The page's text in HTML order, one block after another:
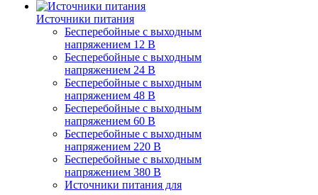
Источники питания
Бесперебойные с выходным
напряжением 12 В
Бесперебойные с выходным
напряжением 24 В
Бесперебойные с выходным
напряжением 48 В
Бесперебойные с выходным
напряжением 60 В
Бесперебойные с выходным
напряжением 220 В
Бесперебойные с выходным
напряжением 380 В
Источники питания для